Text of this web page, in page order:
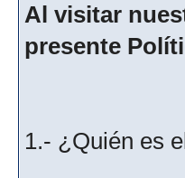
Al visitar
presente
1.- ¿Quién es